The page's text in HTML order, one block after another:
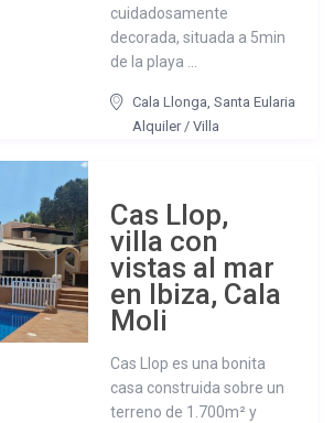
cuidadosamente
decorada, situada a 5min
de la playa ...
Cala Llonga,Santa Eularia
Alquiler/Villa
Cas Llop,
villa con
vistas al mar
en Ibiza, Cala
Moli
Cas Llop es una bonita
casa construida sobre un
terreno de 1.700m² y